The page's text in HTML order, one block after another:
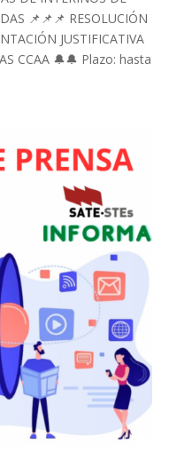
📌📌📌 RESOLUCIÓN
JUSTIFICATIVA
CCAA 🔔🔔 Plazo: hasta